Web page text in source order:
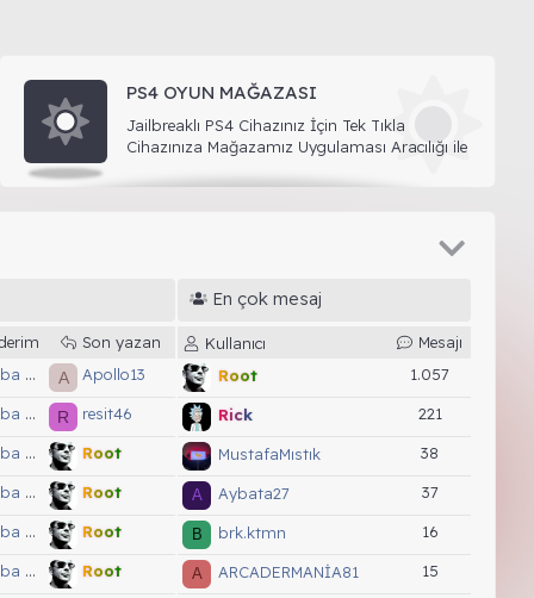
PS4 OYUN MAĞAZASI
Jailbreaklı PS4 Cihazınız İçin Tek Tıkla
Cihazınıza Mağazamız Uygulaması Aracılığı ile
Son yazan
A Apollo13
R resit46
Root
Root
Root
Root
En çok mesaj
Kullanıcı
Mesajı
Root
1.057
Rick 221
MustafaMıstık 38
A Aybata27 37
B brk.ktmn 16
A ARCADERMANİA81 15